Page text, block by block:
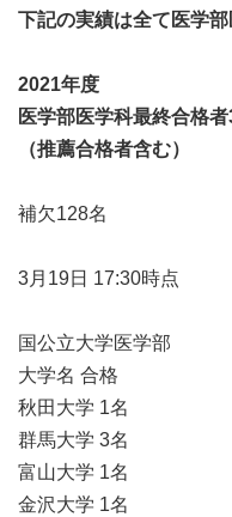
下記の実績は全て医学部
2021年度
医学部医学科最終合格者
（推薦合格者含む）
補欠128名
3月19日 17:30時点
国公立大学医学部
大学名 合格
秋田大学 1名
群馬大学 3名
富山大学 1名
金沢大学 1名